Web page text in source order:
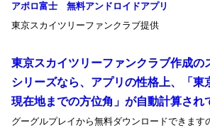
アポロ富士 無料アンドロイドアプリ
東京スカイツリーファンクラブ提供
東京スカイツリーファンクラブ作成の
シリーズなら、アプリの性格上、「東
現在地までの方位角」が自動計算され
グーグルプレイから無料ダウンロードできます